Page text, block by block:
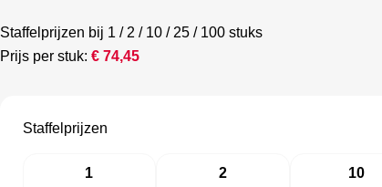
Staffelprijzen bij 1 / 2 / 10 / 25 / 100 stuks
Prijs per stuk: € 74,45
Staffelprijzen
1
2
10